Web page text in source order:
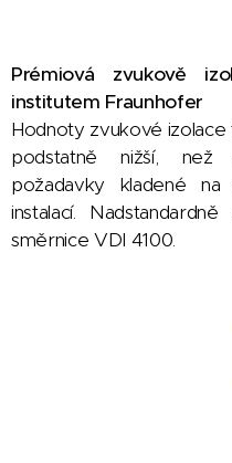
Prémiová zvukově
institutem Fraunhofer
Hodnoty zvukové
podstatně nižší, než
požadavky kladené na
instalací.
směrnice VDI 4100.